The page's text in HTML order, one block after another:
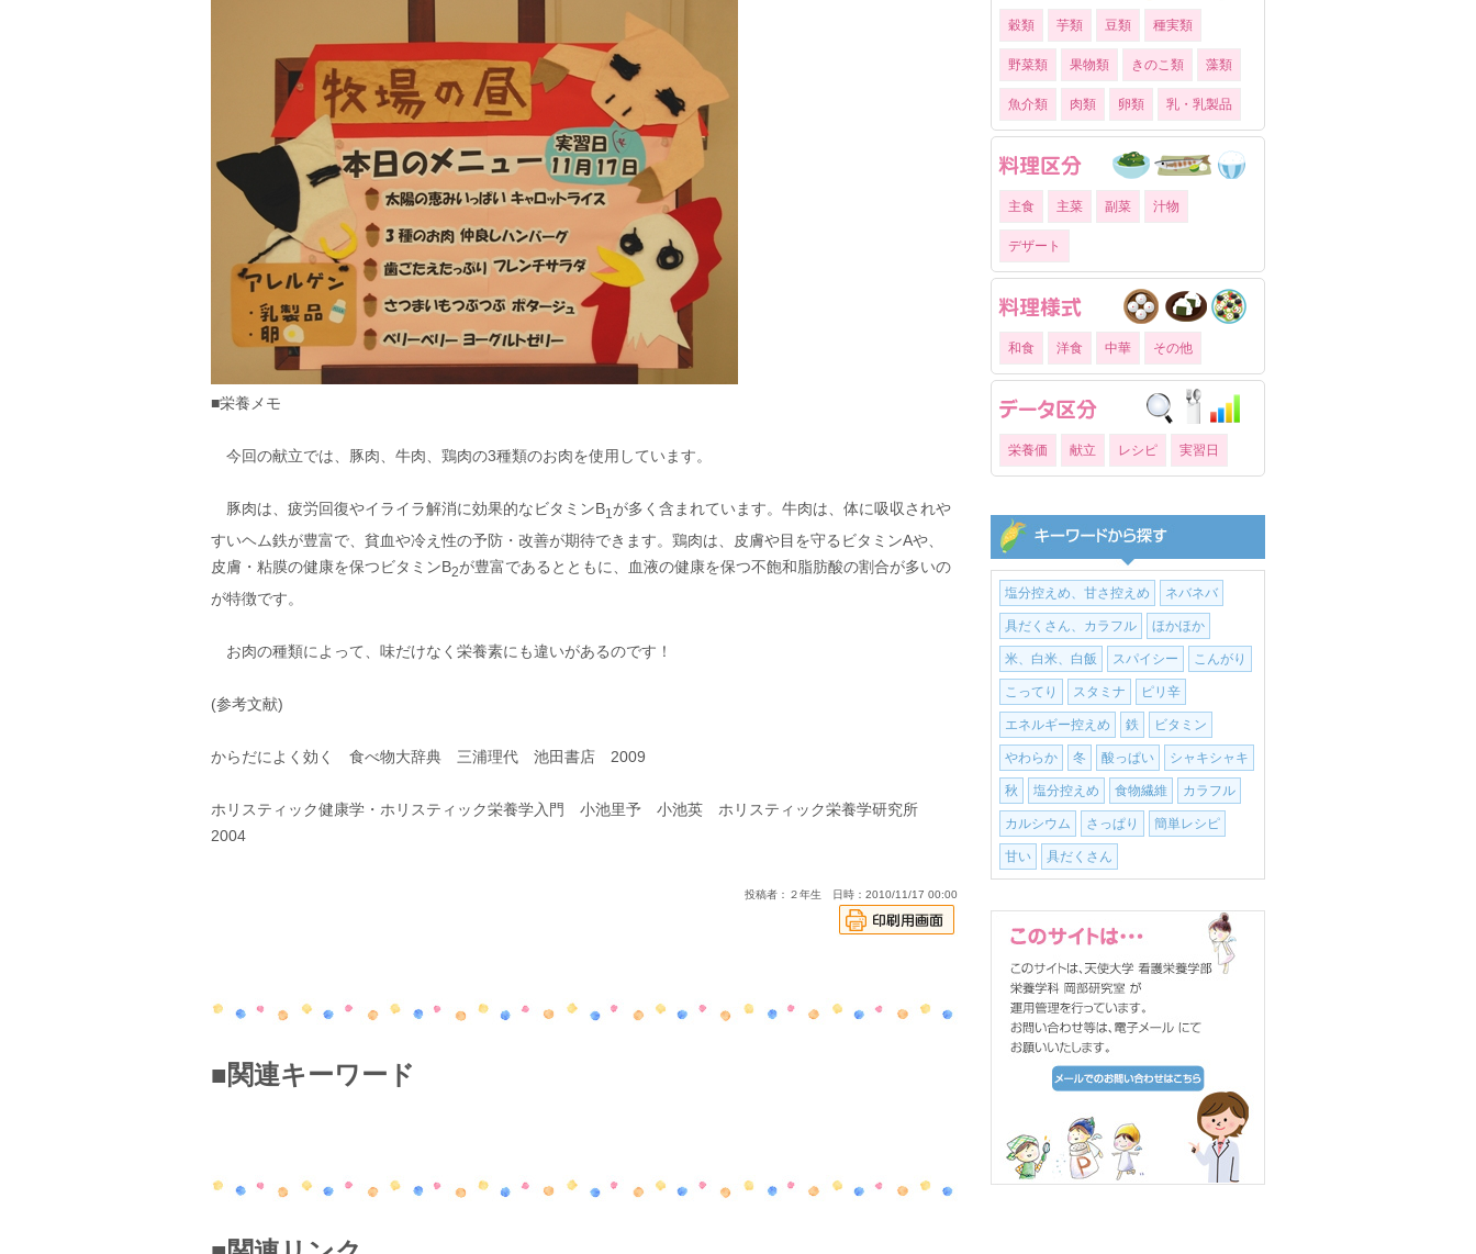
■栄養メモ
今回の献立では、豚肉、牛肉、鶏肉の3種類のお肉を使用しています。
豚肉は、疲労回復やイライラ解消に効果的なビタミンB1 が多く含まれています。牛肉は、体に吸収されや
すいヘム鉄が豊富で、貧血や冷え性の予防・改善が期待できます。鶏肉は、皮膚や目を守るビタミンAや、
皮膚・粘膜の健康を保つビタミンB2が豊富であるとともに、血液の健康を保つ不飽和脂肪酸の割合が多いの
が特徴です。
お肉の種類によって、味だけなく栄養素にも違いがあるのです！
(参考文献)
からだによく効く 食べ物大辞典 三浦理代 池田書店 2009
ホリスティック健康学・ホリスティック栄養学入門 小池里予 小池英 ホリスティック栄養学研究所
2004
投稿者：２年生 日時：2010/11/17 00:00
■関連キーワード
穀類 芋類 豆類 種実類
野菜類 果物類 きのこ類 藻類
魚介類 肉類 卵類 乳・乳製品
主食 主菜 副菜 汁物
デザート
和食 洋食 中華 その他
栄養価 献立 レシピ 実習日
塩分控えめ、甘さ控えめ ネバネバ
具だくさん、カラフル ほかほか
米、白米、白飯 スパイシー こんがり
こってり スタミナ ピリ辛
エネルギー控えめ 鉄 ビタミン
やわらか 冬 酸っぱい シャキシャキ
秋 塩分控えめ 食物繊維 カラフル
カルシウム さっぱり 簡単レシピ
甘い 具だくさん